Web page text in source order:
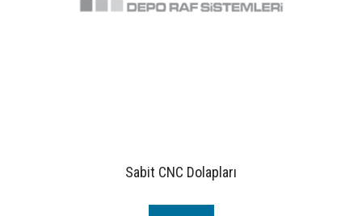
Sabit CNC Dolapları